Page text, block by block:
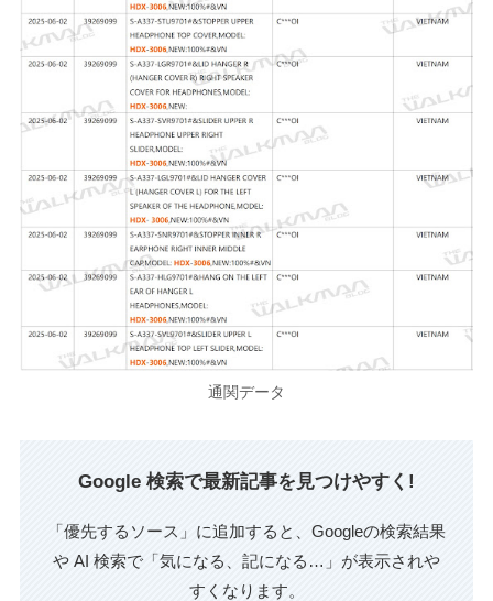
通関データ
Google 検索で最新記事を見つけやすく!
「優先するソース」に追加すると、Googleの検索結果
や AI 検索で「気になる、記になる…」が表示されや
すくなります。